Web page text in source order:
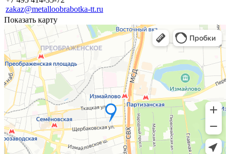
zakaz@metalloobrabotka-tt.ru
Показать карту